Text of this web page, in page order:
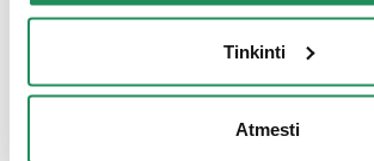
Tinkinti
Atmesti